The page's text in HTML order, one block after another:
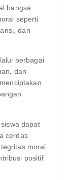
bangsa.
seperti
dan
berbagai
dan
dapat
cerdas
moral
positif